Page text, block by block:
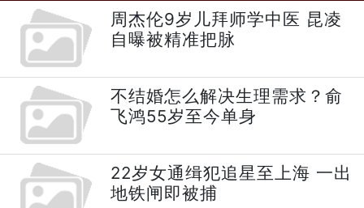
周杰伦9岁儿拜师学中医 昆凌
自曝被精准把脉
不结婚怎么解决生理需求？俞
飞鸿55岁至今单身
22岁女通缉犯追星至上海 一出
地铁闸即被捕